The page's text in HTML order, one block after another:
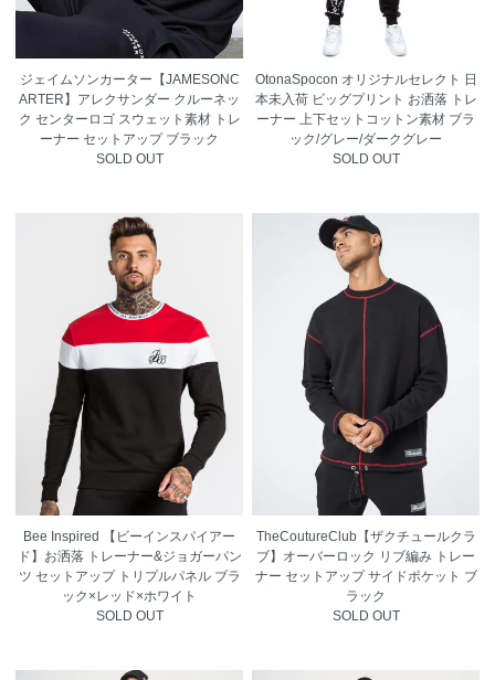
ジェイムソンカーター【JAMESONC
ARTER】アレクサンダー クルーネッ
ク センターロゴ スウェット素材 トレ
ーナー セットアップ ブラック
SOLD OUT
OtonaSpocon オリジナルセレクト 日
本未入荷 ビッグプリント お洒落 トレ
ーナー 上下セットコットン素材 ブラ
ック/グレー/ダークグレー
SOLD OUT
Bee Inspired 【ビーインスパイアー
ド】お洒落 トレーナー&ジョガーパン
ツ セットアップ トリプルパネル ブラ
ック×レッド×ホワイト
SOLD OUT
TheCoutureClub【ザクチュールクラ
ブ】オーバーロック リブ編み トレー
ナー セットアップ サイドポケット ブ
ラック
SOLD OUT